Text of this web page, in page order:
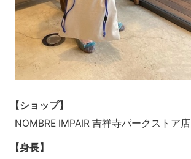
【ショップ】
NOMBRE IMPAIR 吉祥寺パークストア店
【身長】